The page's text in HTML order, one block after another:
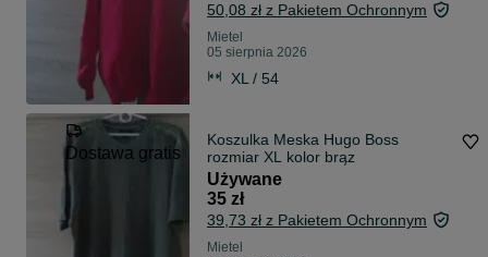
50,08 zł z Pakietem Ochronnym
Mietel
05 sierpnia 2026
XL / 54
Dostawa gratis
Koszulka Meska Hugo Boss
rozmiar XL kolor brąz
Używane
35 zł
39,73 zł z Pakietem Ochronnym
Mietel